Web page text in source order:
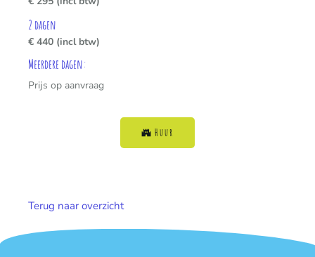
2 dagen
€ 440 (incl btw)
Meerdere dagen:
Prijs op aanvraag
Huur
Terug naar overzicht